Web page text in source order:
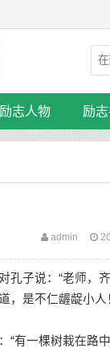
励志人物 励
admin
子说：“老师，齐
，是不仁龌龊小人
一棵树栽在路中